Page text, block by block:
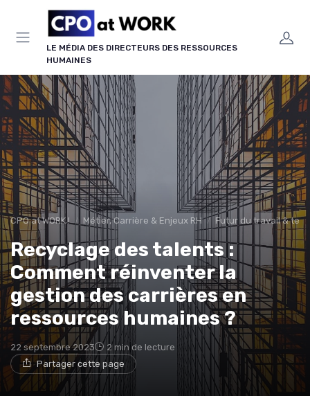
LE MÉDIA DES DIRECTEURS DES RESSOURCES
HUMAINES
CPO at WORK ! Métier, Carrière & Enjeux RH Futur du travail &
Recyclage des talents :
Comment réinventer la
gestion des carrières en
ressources humaines ?
22 septembre 2023
2 min de lecture
Partager cette page
Panneau de gestion des cookies